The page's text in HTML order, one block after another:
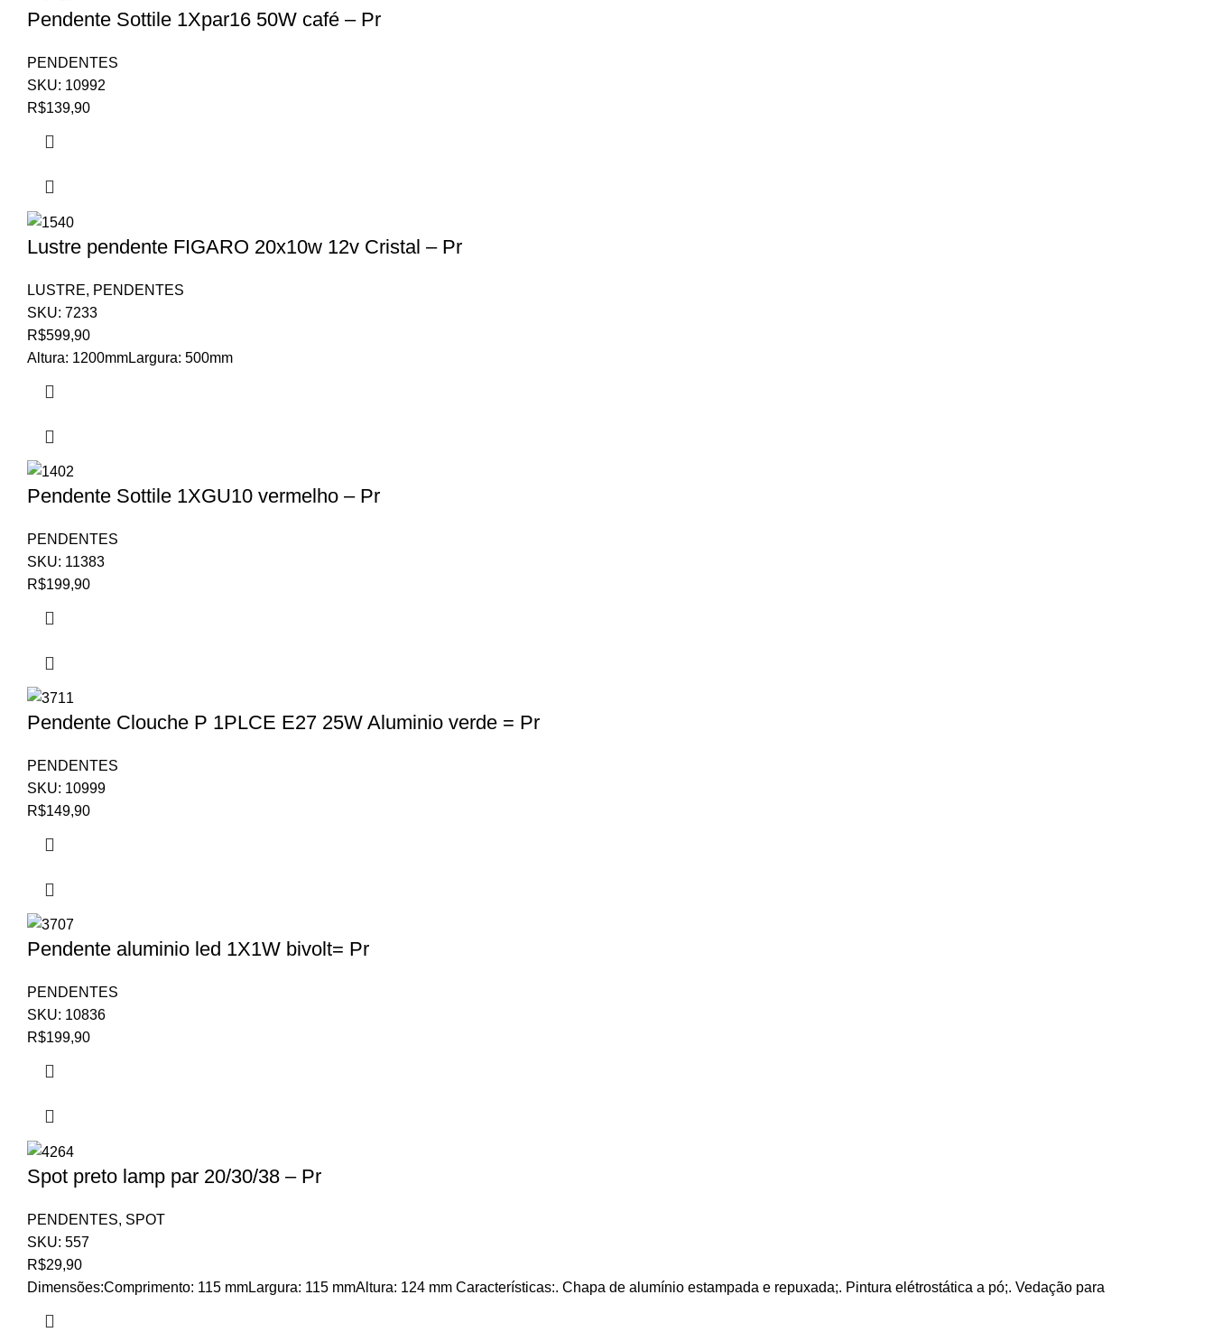
Pendente Sottile 1Xpar16 50W café – Pr
PENDENTES
SKU: 10992
R$139,90
Lustre pendente FIGARO 20x10w 12v Cristal – Pr
LUSTRE, PENDENTES
SKU: 7233
R$599,90
Altura: 1200mmLargura: 500mm
Pendente Sottile 1XGU10 vermelho – Pr
PENDENTES
SKU: 11383
R$199,90
Pendente Clouche P 1PLCE E27 25W Aluminio verde = Pr
PENDENTES
SKU: 10999
R$149,90
Pendente aluminio led 1X1W bivolt= Pr
PENDENTES
SKU: 10836
R$199,90
Spot preto lamp par 20/30/38 – Pr
PENDENTES, SPOT
SKU: 557
R$29,90
Dimensões:Comprimento: 115 mmLargura: 115 mmAltura: 124 mm Características:. Chapa de alumínio estampada e repuxada;. Pintura elétrostática a pó;. Vedação para